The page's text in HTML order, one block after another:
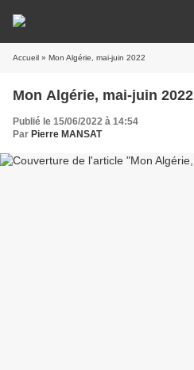
Accueil » Mon Algérie, mai-juin 2022
Mon Algérie, mai-juin 2022
Publié le 15/06/2022 à 14:54
Par Pierre MANSAT